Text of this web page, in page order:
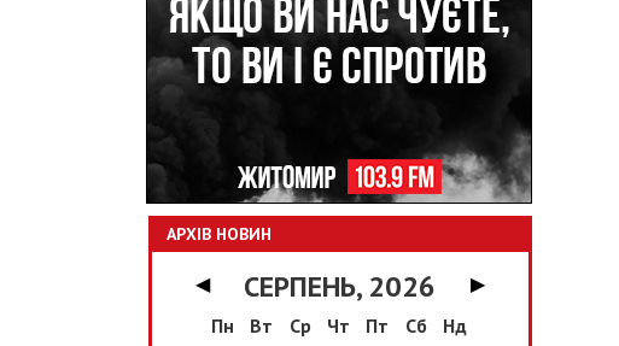
АРХІВ НОВИН
◀ СЕРПЕНЬ, 2026
▶
Пн
Вт Ср Чт Пт Сб
Нд